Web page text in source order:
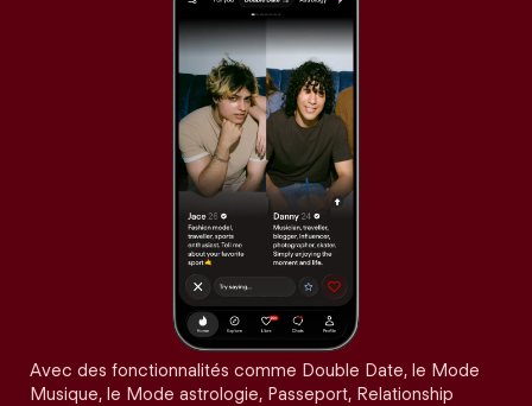
Avec des fonctionnalités comme Double Date, le Mode
Musique, le Mode astrologie, Passeport, Relationship